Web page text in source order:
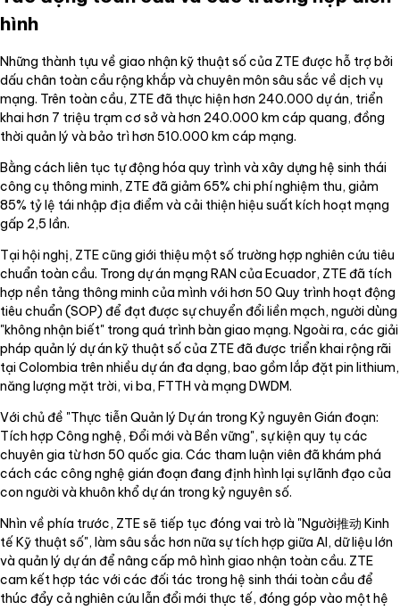
hình
Những thành tựu về giao nhận kỹ thuật số của ZTE được hỗ trợ bởi
dấu chân toàn cầu rộng khắp và chuyên môn sâu sắc về dịch vụ
mạng. Trên toàn cầu, ZTE đã thực hiện hơn 240.000 dự án, triển
khai hơn 7 triệu trạm cơ sở và hơn 240.000 km cáp quang, đồng
thời quản lý và bảo trì hơn 510.000 km cáp mạng.
Bằng cách liên tục tự động hóa quy trình và xây dựng hệ sinh thái
công cụ thông minh, ZTE đã giảm 65% chi phí nghiệm thu, giảm
85% tỷ lệ tái nhập địa điểm và cải thiện hiệu suất kích hoạt mạng
gấp 2,5 lần.
Tại hội nghị, ZTE cũng giới thiệu một số trường hợp nghiên cứu tiêu
chuẩn toàn cầu. Trong dự án mạng RAN của Ecuador, ZTE đã tích
hợp nền tảng thông minh của mình với hơn 50 Quy trình hoạt động
tiêu chuẩn (SOP) để đạt được sự chuyển đổi liền mạch, người dùng
"không nhận biết" trong quá trình bàn giao mạng. Ngoài ra, các giải
pháp quản lý dự án kỹ thuật số của ZTE đã được triển khai rộng rãi
tại Colombia trên nhiều dự án đa dạng, bao gồm lắp đặt pin lithium,
năng lượng mặt trời, vi ba, FTTH và mạng DWDM.
Với chủ đề "Thực tiễn Quản lý Dự án trong Kỷ nguyên Gián đoạn:
Tích hợp Công nghệ, Đổi mới và Bền vững", sự kiện quy tụ các
chuyên gia từ hơn 50 quốc gia. Các tham luận viên đã khám phá
cách các công nghệ gián đoạn đang định hình lại sự lãnh đạo của
con người và khuôn khổ dự án trong kỷ nguyên số.
Nhìn về phía trước, ZTE sẽ tiếp tục đóng vai trò là "Người推动 Kinh
tế Kỹ thuật số", làm sâu sắc hơn nữa sự tích hợp giữa AI, dữ liệu lớn
và quản lý dự án để nâng cấp mô hình giao nhận toàn cầu. ZTE
cam kết hợp tác với các đối tác trong hệ sinh thái toàn cầu để
thúc đẩy cả nghiên cứu lẫn đổi mới thực tế, đóng góp vào một hệ